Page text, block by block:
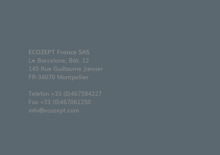
ECOZEPT France SAS
Le Barcelone, Bât. 12
145 Rue Guillaume Janvier
FR-34070 Montpellier
Telefon +33 (0)467584227
Fax +33 (0)467061250
info@ecozept.com